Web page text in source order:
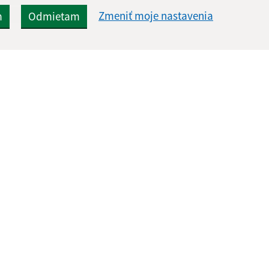
Odmietam Zmeniť moje nastavenia